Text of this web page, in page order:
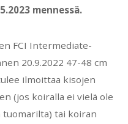
mennessä.
FCI Intermediate-
20.9.2022 47-48 cm
ilmoittaa kisojen
(jos koiralla ei vielä ole
tai koiran